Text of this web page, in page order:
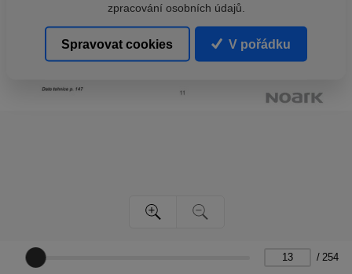
/ 254
zpracování osobních údajů.
Spravovat cookies V pořádku